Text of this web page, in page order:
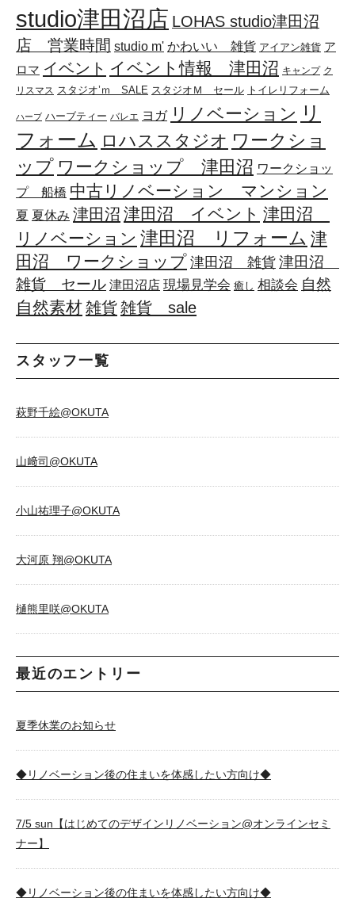
studio津田沼店 LOHAS studio津田沼
店 営業時間 studio m' かわいい 雑貨 アイアン雑貨 ア
ロマ イベント イベント情報 津田沼 キャンプ ク
リスマス スタジオ’ｍ SALE スタジオＭ セール トイレリフォーム
ハーブ ハーブティー バレエ ヨガ リノベーション リ
フォーム ロハススタジオ ワークショ
ップ ワークショップ 津田沼 ワークショッ
プ 船橋 中古リノベーション マンション
夏 夏休み 津田沼 津田沼 イベント 津田沼
リノベーション 津田沼 リフォーム 津
田沼 ワークショップ津田沼 雑貨津田沼
雑貨 セール 津田沼店 現場見学会 癒し 相談会 自然
自然素材雑貨雑貨 sale
スタッフ一覧
萩野千絵@OKUTA
山﨑司@OKUTA
小山祐理子@OKUTA
大河原 翔@OKUTA
樋熊里咲@OKUTA
最近のエントリー
夏季休業のお知らせ
◆リノベーション後の住まいを体感したい方向け◆
7/5 sun【はじめてのデザインリノベーション@オンラインセミ
ナー】
◆リノベーション後の住まいを体感したい方向け◆